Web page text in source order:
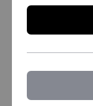
cosmétique
haute qualité,
antidéflagrante